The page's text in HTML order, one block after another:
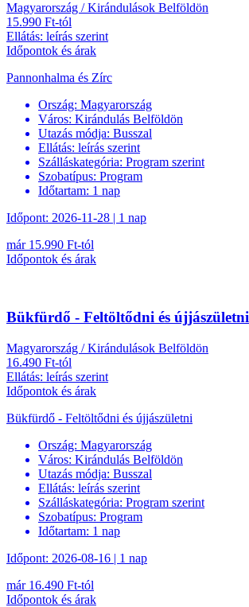
Magyarország / Kirándulások Belföldön
15.990 Ft-tól
Ellátás: leírás szerint
Időpontok és árak
Pannonhalma és Zírc
Ország: Magyarország
Város: Kirándulás Belföldön
Utazás módja: Busszal
Ellátás: leírás szerint
Szálláskategória: Program szerint
Szobatípus: Program
Időtartam: 1 nap
Időpont: 2026-11-28 | 1 nap
már 15.990 Ft-tól
Időpontok és árak
Bükfürdő - Feltöltődni és újjászületni
Magyarország / Kirándulások Belföldön
16.490 Ft-tól
Ellátás: leírás szerint
Időpontok és árak
Bükfürdő - Feltöltődni és újjászületni
Ország: Magyarország
Város: Kirándulás Belföldön
Utazás módja: Busszal
Ellátás: leírás szerint
Szálláskategória: Program szerint
Szobatípus: Program
Időtartam: 1 nap
Időpont: 2026-08-16 | 1 nap
már 16.490 Ft-tól
Időpontok és árak